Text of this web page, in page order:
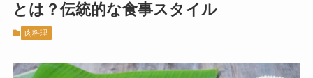
とは？伝統的な食事スタイル
肉料理